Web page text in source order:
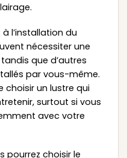
à l’installation du
nécessiter une
que d’autres
par vous-même.
choisir un lustre qui
surtout si vous
avec votre
pourrez choisir le